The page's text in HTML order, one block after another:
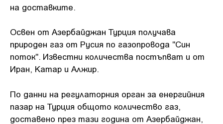
на доставките.
Освен от Азербайджан Турция получава
природен газ от Русия по газопровода "Син
поток". Известни количества постъпват и от
Иран, Катар и Алжир.
По данни на регулаторния орган за енергийния
пазар на Турция общото количество газ,
доставено през тази година от Азербайджан,